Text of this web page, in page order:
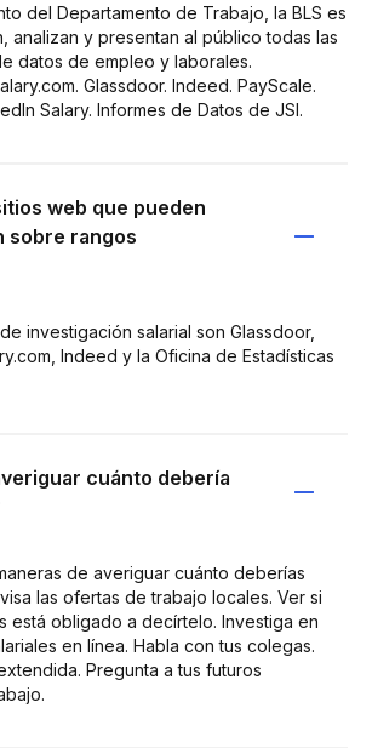
del Departamento de Trabajo, la BLS es
analizan y presentan al público todas las
datos de empleo y laborales.
Glassdoor. Indeed. PayScale.
Salary. Informes de Datos de JSI.
web que pueden
sobre rangos
investigación salarial son Glassdoor,
Indeed y la Oficina de Estadísticas
cuánto debería
de averiguar cuánto deberías
las ofertas de trabajo locales. Ver si
está obligado a decírtelo. Investiga en
en línea. Habla con tus colegas.
Pregunta a tus futuros